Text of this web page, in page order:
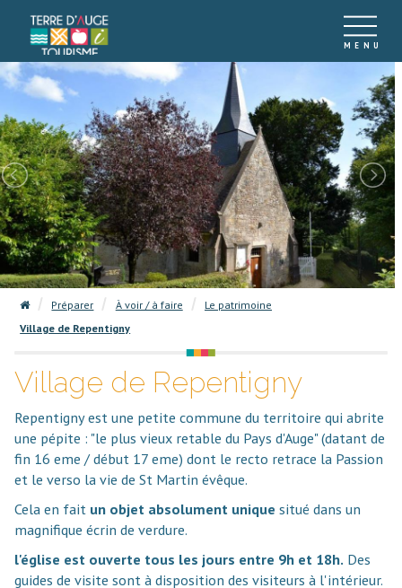
Préparer À voir / à faire
Le patrimoine
Village de Repentigny
Village de Repentigny
Repentigny est une petite commune du territoire qui abrite
une pépite : "le plus vieux retable du Pays d'Auge" (datant de
fin 16 eme / début 17 eme) dont le recto retrace la Passion
et le verso la vie de St Martin évêque.
Cela en fait un objet absolument uniquesitué dans un
magnifique écrin de verdure.
l'église est ouverte tous les jours entre 9h et 18h. Des
guides de visite sont à disposition des visiteurs à l'intérieur.